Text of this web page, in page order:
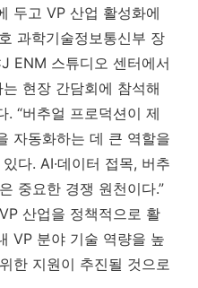
두고 VP 산업 활성화에
과학기술정보통신부 장
ENM 스튜디오 센터에서
현장 간담회에 참석해
. “버추얼 프로덕션이 제
자동화하는 데 큰 역할을
다. AI·데이터 접목, 버추
중요한 경쟁 원천이다.”
산업을 정책적으로 활
VP 분야 기술 역량을 높
한 지원이 추진될 것으로